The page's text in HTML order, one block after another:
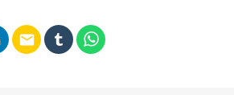
email